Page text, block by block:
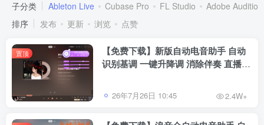
子分类
Ableton Live Cubase Pro FL Studio
Adobe Audition
排序
发布 更新 浏览 点赞
置顶
【免费下载】新版自动电音助手 自动
识别基调 一键升降调 消除伴奏 直播唱
26年7月26日 10:45 2.4W+